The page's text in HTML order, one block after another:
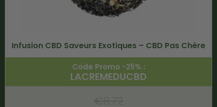
Infusion CBD Saveurs Exotiques – CBD Pas Chère
Code Promo -25% :
LACREMEDUCBD